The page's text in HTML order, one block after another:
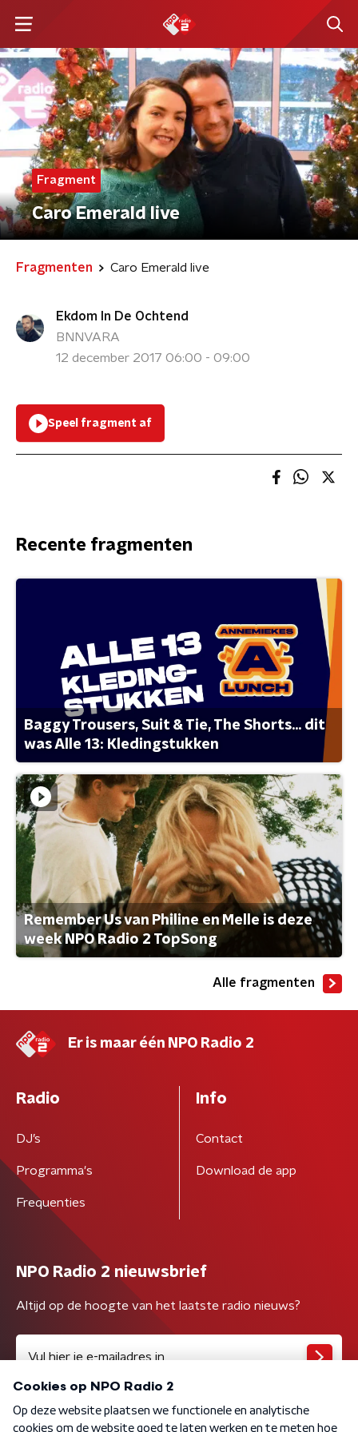
Fragment
Caro Emerald live
Fragmenten Caro Emerald live
Ekdom In De Ochtend
BNNVARA
12 december 2017 06:00 - 09:00
Speel fragment af
Recente fragmenten
Baggy Trousers, Suit & Tie, The Shorts... dit
was Alle 13: Kledingstukken
Remember Us van Philine en Melle is deze
week NPO Radio 2 TopSong
Alle fragmenten
Er is maar één NPO Radio 2
Radio
DJ’s
Programma's
Frequenties
Info
Contact
Download de app
NPO Radio 2 nieuwsbrief
Altijd op de hoogte van het laatste radio nieuws?